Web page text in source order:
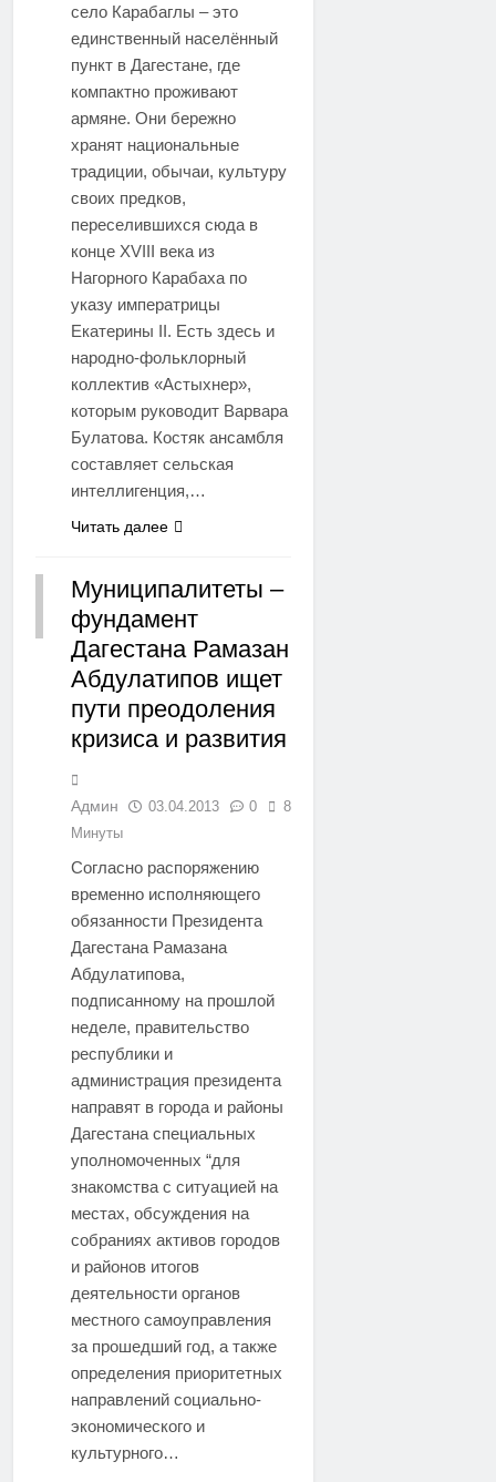
село Карабаглы – это
единственный населённый
пункт в Дагестане, где
компактно проживают
армяне. Они бережно
хранят национальные
традиции, обычаи, культуру
своих предков,
переселившихся сюда в
конце XVIII века из
Нагорного Карабаха по
указу императрицы
Екатерины II. Есть здесь и
народно-фольклорный
коллектив «Астыхнер»,
которым руководит Варвара
Булатова. Костяк ансамбля
составляет сельская
интеллигенция,…
Читать далее
РЕГИОНЫ
Муниципалитеты –
фундамент
Дагестана Рамазан
Абдулатипов ищет
пути преодоления
кризиса и развития
Админ 03.04.2013 0
8
Минуты
Согласно распоряжению
временно исполняющего
обязанности Президента
Дагестана Рамазана
Абдулатипова,
подписанному на прошлой
неделе, правительство
республики и
администрация президента
направят в города и районы
Дагестана специальных
уполномоченных “для
знакомства с ситуацией на
местах, обсуждения на
собраниях активов городов
и районов итогов
деятельности органов
местного самоуправления
за прошедший год, а также
определения приоритетных
направлений социально-
экономического и
культурного…